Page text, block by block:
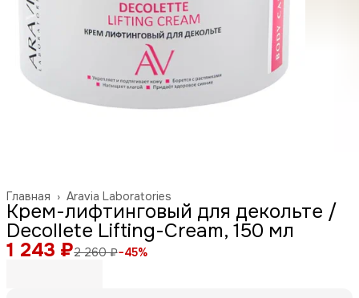
Aravia Laboratories
Главная ›
Крем-лифтинговый для декольте /
Decollete Lifting-Cream, 150 мл
1 243 ₽2 260 ₽−45%